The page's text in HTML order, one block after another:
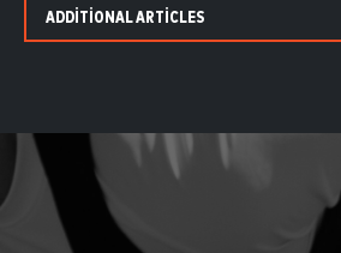
ADDITIONAL ARTICLES